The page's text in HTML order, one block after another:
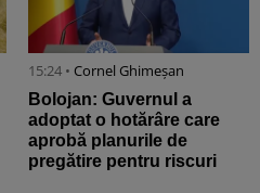
15:24 • Cornel Ghimeșan
Bolojan: Guvernul a
adoptat o hotărâre care
aprobă planurile de
pregătire pentru riscuri